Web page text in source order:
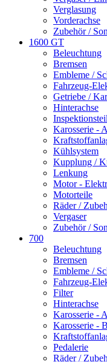
Verglasung
Vorderachse
Zubehör /
1600 GT
Beleuchtung
Bremsen
Embleme /
Fahrzeug-
Getriebe /
Hinterachse
Karosserie -
Kühlsystem
Kupplung /
Lenkung
Motor -
Motorteile
Räder /
Vergaser
Zubehör /
700
Beleuchtung
Bremsen
Embleme /
Fahrzeug-
Filter
Hinterachse
Karosserie -
Karosserie -
Pedalerie
Räder /